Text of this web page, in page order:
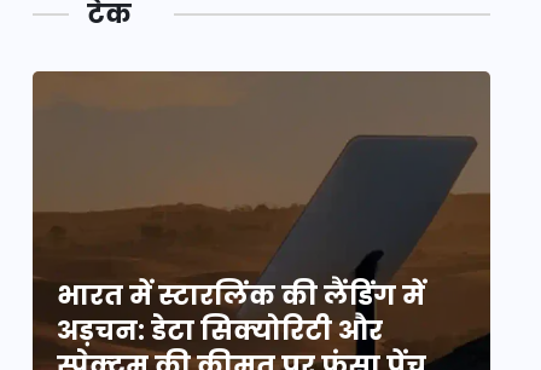
टेक
भारत में स्टारलिंक की लैंडिंग में
अड़चन: डेटा सिक्योरिटी और